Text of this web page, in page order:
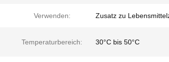
Verwenden: Zusatz zu
Temperaturbereich: 30°C bis 50°C